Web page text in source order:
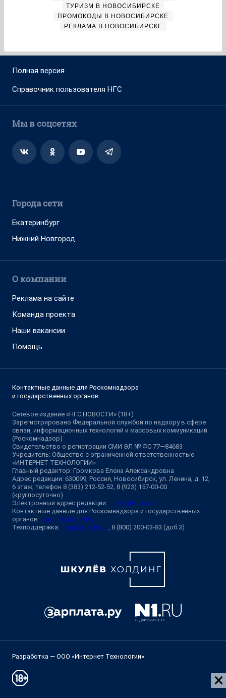
ТУРИЗМ В НОВОСИБИРСКЕ
ПРОМОКОДЫ В НОВОСИБИРСКЕ
РЕКЛАМА В НОВОСИБИРСКЕ
Полная версия
Справочник пользователя НГС
Мы в соцсетях
Города сети
Екатеринбург
Нижний Новгород
О компании
Реклама на сайте
Команда проекта
Наши вакансии
Помощь
Контактные данные для Роскомнадзора
и государственных органов
Сетевое издание «НГС.НОВОСТИ» (18+)
Зарегистрировано Федеральной службой по надзору в сфере
связи, информационных технологий и массовых коммуникаций
(Роскомнадзор)
Свидетельство о регистрации СМИ ЭЛ № ФС 77—84683
Учредитель: Общество с ограниченной ответственностью
«ИНТЕРНЕТ ТЕХНОЛОГИИ»
Главный редактор: Громкова Елена Александровна
Адрес редакции: 630099, Россия, Новосибирск, ул. Ленина, д. 12,
6 этаж, телефон 8 (383) 212-52-52, 8 (923) 157-00-00
(круглосуточно)
Электронный адрес редакции: ngs@shkulev.ru
Контактные данные для Роскомнадзора и государственных
органов: juristnsk@shkulev.ru
Техподдержка: help@shkulev.ru , 8 (800) 200-03-83 (доб.3)
Разработка — ООО «Интернет Технологии»